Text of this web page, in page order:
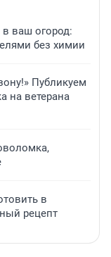
в ваш огород:
без химии
Публикуем
на ветерана
в
рецепт